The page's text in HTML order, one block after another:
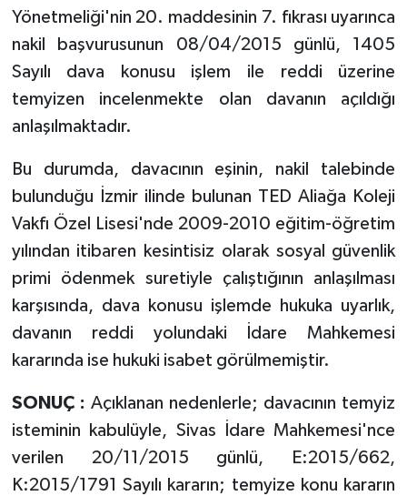
Yönetmeliği'nin 20. maddesinin 7. fıkrası uyarınca
nakil başvurusunun 08/04/2015 günlü, 1405
Sayılı dava konusu işlem ile reddi üzerine
temyizen incelenmekte olan davanın açıldığı
anlaşılmaktadır.
Bu durumda, davacının eşinin, nakil talebinde
bulunduğu İzmir ilinde bulunan TED Aliağa Koleji
Vakfı Özel Lisesi'nde 2009-2010 eğitim-öğretim
yılından itibaren kesintisiz olarak sosyal güvenlik
primi ödenmek suretiyle çalıştığının anlaşılması
karşısında, dava konusu işlemde hukuka uyarlık,
davanın reddi yolundaki İdare Mahkemesi
kararında ise hukuki isabet görülmemiştir.
SONUÇ : Açıklanan nedenlerle; davacının temyiz
isteminin kabulüyle, Sivas İdare Mahkemesi'nce
verilen 20/11/2015 günlü, E:2015/662,
K:2015/1791 Sayılı kararın; temyize konu kararın